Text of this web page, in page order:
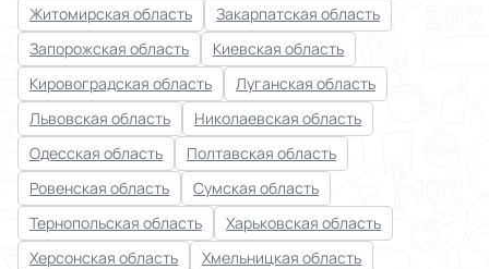
Житомирская область
Закарпатская область
Запорожская область
Киевская область
Кировоградская область
Луганская область
Львовская область
Николаевская область
Одесская область
Полтавская область
Ровенская область
Сумская область
Тернопольская область
Харьковская область
Херсонская область
Хмельницкая область